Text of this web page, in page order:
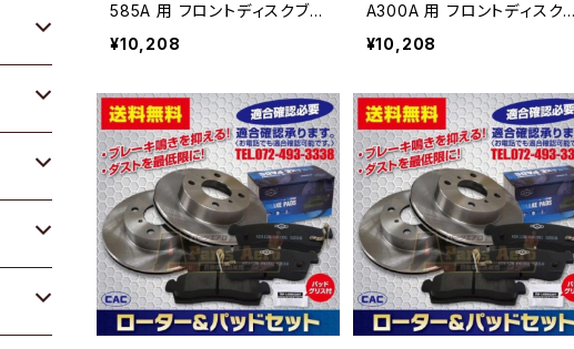
585A 用 フロントディスクブレ
ーキロータ.パッドセット PA4
28 （ＣＡＣ）/専用グリス付車
¥10,208
A300A 用 フロントディスクブ
レーキロータ.パッドセット P
A428 （ＣＡＣ）/専用グリス付
¥10,208